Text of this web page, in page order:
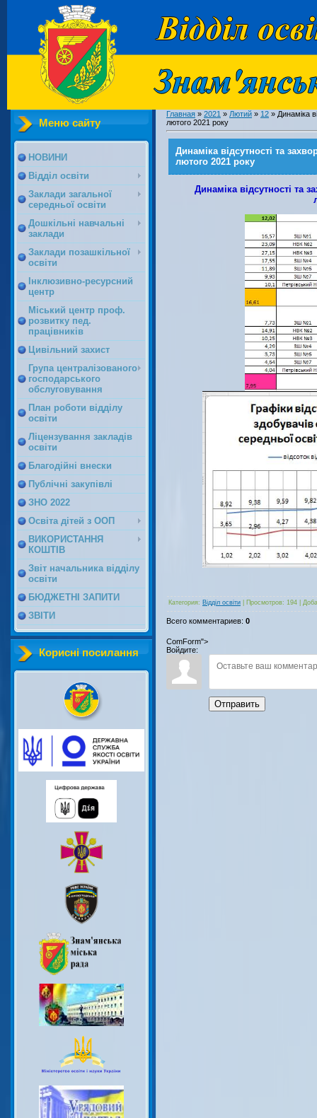
Меню сайту
НОВИНИ
Відділ освіти
Заклади загальної
середньої освіти
Дошкільні навчальні
заклади
Заклади позашкільної
освіти
Інклюзивно-ресурсний
центр
Міський центр проф.
розвитку пед.
працівників
Цивільний захист
Група централізованого
господарського
обслуговування
План роботи відділу
освіти
Ліцензування закладів
освіти
Благодійні внески
Публічні закупівлі
ЗНО 2022
Освіта дітей з ООП
ВИКОРИСТАННЯ
КОШТІВ
Звіт начальника відділу
освіти
БЮДЖЕТНІ ЗАПИТИ
ЗВІТИ
Корисні посилання
Главная » 2021 » Лютий » 12 » Динаміка
лютого 2021 року
Динаміка відсутності та
лютого 2021 року
Динаміка відсутності та
Категория: Відділ освіти Просмотров: 194
Всего комментариев: 0
ComForm">
Войдите:
Отправить